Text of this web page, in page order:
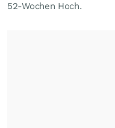
52-Wochen Hoch.